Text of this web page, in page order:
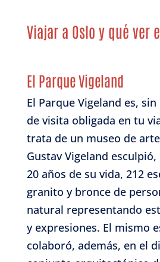
Viajar a Oslo y qué ver
El Parque Vigeland
El Parque Vigeland es,
de visita obligada en tu
trata de un museo de
Gustav Vigeland
20 años de su vida, 212
granito y bronce de
natural representando
y expresiones. El mismo
colaboró, además, en el